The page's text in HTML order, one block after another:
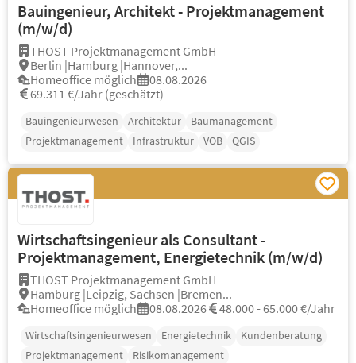
Bauingenieur, Architekt - Projektmanagement
(m/w/d)
THOST Projektmanagement GmbH
Berlin |Hamburg |Hannover,...
Homeoffice möglich
08.08.2026
69.311 €/Jahr (geschätzt)
Bauingenieurwesen Architektur
Baumanagement
Projektmanagement
Infrastruktur VOB QGIS
Wirtschaftsingenieur als Consultant -
Projektmanagement, Energietechnik (m/w/d)
THOST Projektmanagement GmbH
Hamburg |Leipzig, Sachsen |Bremen...
Homeoffice möglich
08.08.2026 48.000 - 65.000 €/Jahr
Wirtschaftsingenieurwesen Energietechnik
Kundenberatung
Projektmanagement
Risikomanagement